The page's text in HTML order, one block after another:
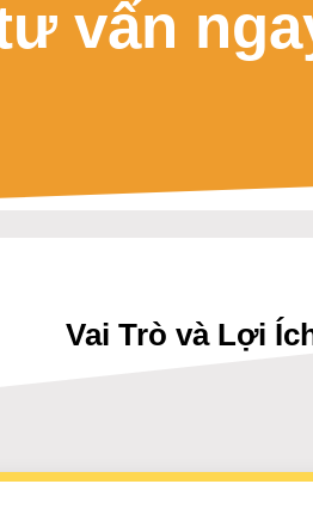
vấn
Vai Trò và Lợi